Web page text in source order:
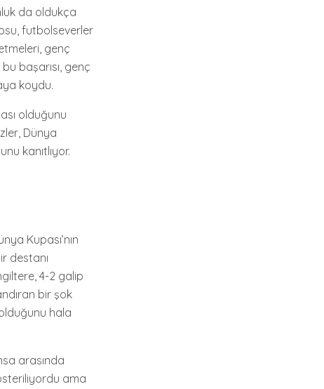
da oldukça
futbolseverler
genç
başarısı, genç
koydu.
olduğunu
Dünya
kanıtlıyor.
Kupası’nın
destanı
4-2 galip
bir şok
hala
arasında
ama